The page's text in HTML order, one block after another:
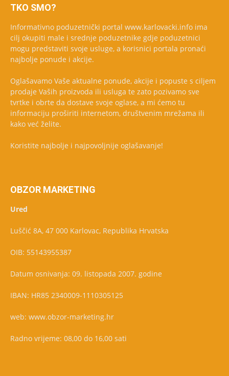
TKO SMO?
Informativno poduzetnički portal www.karlovacki.info ima
cilj okupiti male i srednje poduzetnike gdje poduzetnici
mogu predstaviti svoje usluge, a korisnici portala pronaći
najbolje ponude i akcije.
Oglašavamo Vaše aktualne ponude, akcije i popuste s ciljem
prodaje Vaših proizvoda ili usluga te zato pozivamo sve
tvrtke i obrte da dostave svoje oglase, a mi ćemo tu
informaciju proširiti internetom, društvenim mrežama ili
kako već želite.
Koristite najbolje i najpovoljnije oglašavanje!
OBZOR MARKETING
Ured
Luščić 8A, 47 000 Karlovac, Republika Hrvatska
OIB: 55143955387
Datum osnivanja: 09. listopada 2007. godine
IBAN: HR85 2340009-1110305125
web: www.obzor-marketing.hr
Radno vrijeme: 08,00 do 16,00 sati